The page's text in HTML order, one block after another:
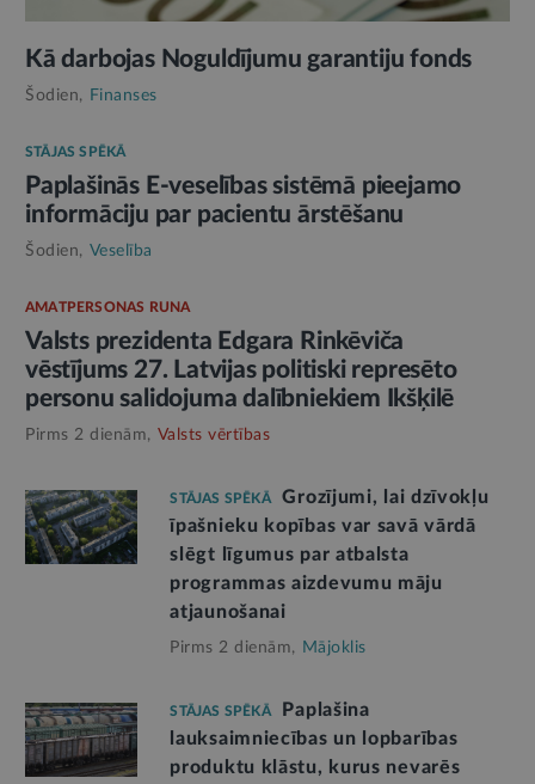
Kā darbojas Noguldījumu garantiju fonds
Šodien, Finanses
STĀJAS SPĒKĀ
Paplašinās E-veselības sistēmā pieejamo
informāciju par pacientu ārstēšanu
Šodien, Veselība
AMATPERSONAS RUNA
Valsts prezidenta Edgara Rinkēviča
vēstījums 27. Latvijas politiski represēto
personu salidojuma dalībniekiem Ikšķilē
Pirms 2 dienām, Valsts vērtības
STĀJAS SPĒKĀ
Grozījumi, lai dzīvokļu
īpašnieku kopības var savā vārdā
slēgt līgumus par atbalsta
programmas aizdevumu māju
atjaunošanai
Pirms 2 dienām, Mājoklis
STĀJAS SPĒKĀ
Paplašina
lauksaimniecības un lopbarības
produktu klāstu, kurus nevarēs